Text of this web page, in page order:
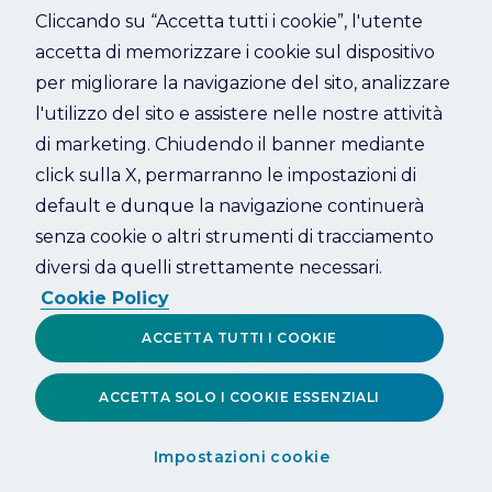
Refresh
Cliccando su “Accetta tutti i cookie”, l'utente
accetta di memorizzare i cookie sul dispositivo
per migliorare la navigazione del sito, analizzare
l'utilizzo del sito e assistere nelle nostre attività
di marketing. Chiudendo il banner mediante
click sulla X, permarranno le impostazioni di
default e dunque la navigazione continuerà
senza cookie o altri strumenti di tracciamento
diversi da quelli strettamente necessari.
Cookie Policy
Impostazioni cookie
ACCETTA SOLO I COOKIE ESSENZIALI
ACCETTA TUTTI I COOKIE